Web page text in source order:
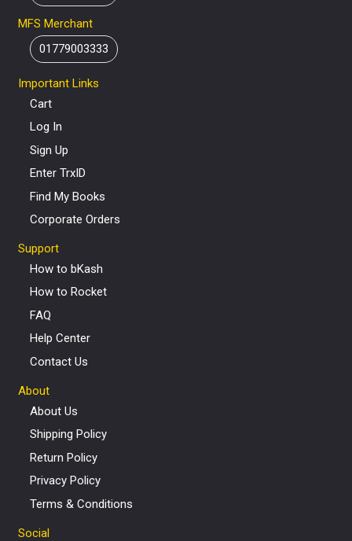
MFS Merchant
01779003333
Important Links
Cart
Log In
Sign Up
Enter TrxID
Find My Books
Corporate Orders
Support
How to bKash
How to Rocket
FAQ
Help Center
Contact Us
About
About Us
Shipping Policy
Return Policy
Privacy Policy
Terms & Conditions
Social